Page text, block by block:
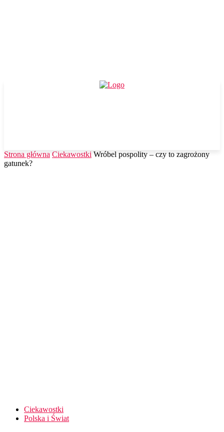
Strona główna Ciekawostki Wróbel pospolity – czy to zagrożony
gatunek?
Ciekawostki
Polska i Świat